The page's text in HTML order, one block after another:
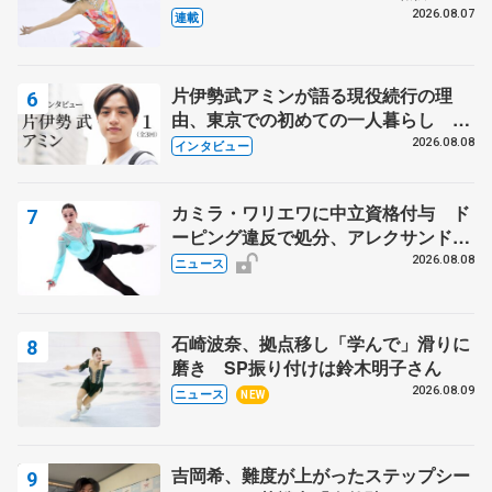
田麻央
連載 2026.08.07
片伊勢武アミンが語る現役続行の理
由、東京での初めての一人暮らし 注
目スケーターの「今」に迫る
インタビュー 2026.08.08
カミラ・ワリエワに中立資格付与 ド
ーピング違反で処分、アレクサンド
ラ・イグナトワも
ニュース 2026.08.08
石崎波奈、拠点移し「学んで」滑りに
磨き SP振り付けは鈴木明子さん
ニュース NEW 2026.08.09
吉岡希、難度が上がったステップシー